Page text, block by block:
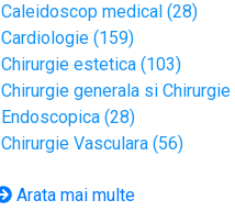
Caleidoscop medical (28)
Cardiologie (159)
Chirurgie estetica (103)
Chirurgie generala si Chirurgie
Endoscopica (28)
Chirurgie Vasculara (56)
Arata mai multe